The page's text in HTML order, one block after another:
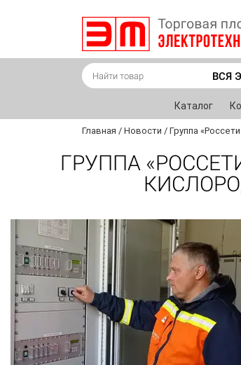
ВСЯ
Каталог
Главная / Новости / Группа
ГРУППА